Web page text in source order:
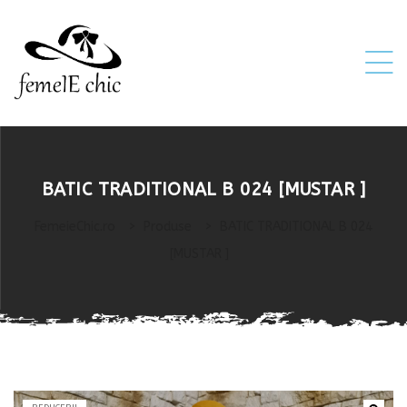
BATIC TRADITIONAL B 024 [MUSTAR ]
6XL)